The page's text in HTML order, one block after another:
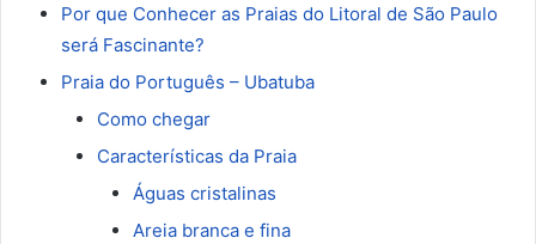
Por que Conhecer as Praias do Litoral de São Paulo
será Fascinante?
Praia do Português – Ubatuba
Como chegar
Características da Praia
Águas cristalinas
Areia branca e fina